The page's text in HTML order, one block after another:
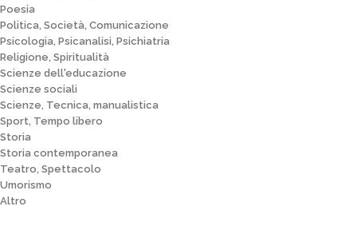
Poesia
Politica, Società, Comunicazione
Psicologia, Psicanalisi, Psichiatria
Religione, Spiritualità
Scienze dell'educazione
Scienze sociali
Scienze, Tecnica, manualistica
Sport, Tempo libero
Storia
Storia contemporanea
Teatro, Spettacolo
Umorismo
Altro